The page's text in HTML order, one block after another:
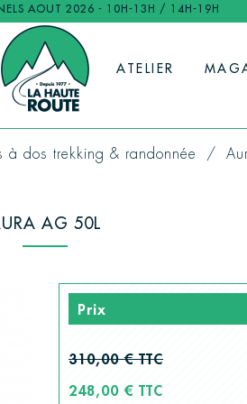
AOUT 2026 - 10H-13H / 14H-19H
ATELIER
à dos trekking & randonnée
AG 50L
Prix
310,00 € TTC
248,00 € TTC